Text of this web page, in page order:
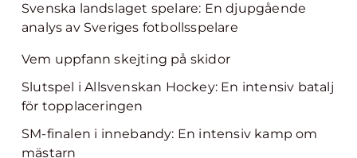
Svenska landslaget spelare: En djupgående
analys av Sveriges fotbollsspelare
Vem uppfann skejting på skidor
Slutspel i Allsvenskan Hockey: En intensiv batalj
för topplaceringen
SM-finalen i innebandy: En intensiv kamp om
mästarn